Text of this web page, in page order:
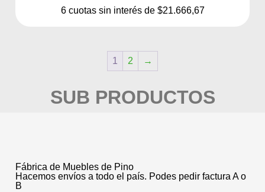
6 cuotas sin interés de $21.666,67
1 2 →
SUB PRODUCTOS
Fábrica de Muebles de Pino
Hacemos envíos a todo el país. Podes pedir factura A o
B